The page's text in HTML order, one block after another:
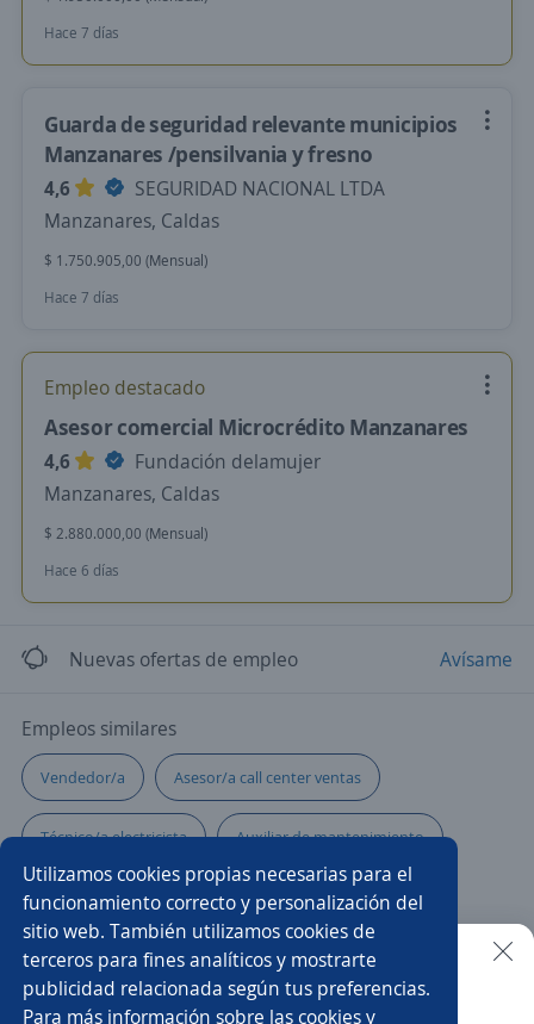
Utilizamos cookies propias necesarias para el
funcionamiento correcto y personalización del
sitio web. También utilizamos cookies de
terceros para fines analíticos y mostrarte
publicidad relacionada según tus preferencias.
Para más información sobre las cookies y
Hace 7 días
Guarda de seguridad relevante municipios
Manzanares /pensilvania y fresno
4,6
SEGURIDAD NACIONAL LTDA
Manzanares, Caldas
$ 1.750.905,00 (Mensual)
Hace 7 días
Empleo destacado
Asesor comercial Microcrédito Manzanares
4,6
Fundación delamujer
Manzanares, Caldas
$ 2.880.000,00 (Mensual)
Hace 6 días
Nuevas ofertas de empleo Avísame
Empleos similares
Vendedor/a Asesor/a call center ventas
Técnico/a electricista Auxiliar de mantenimiento
Asesor/a Higienista
Asesor/a comercial de tecnología Auxiliar de enfermería
Analista contable Jefe/a de logística
Buscar es más fácil en la app